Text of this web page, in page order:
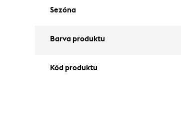
Sezóna
Barva produktu
Kód produktu